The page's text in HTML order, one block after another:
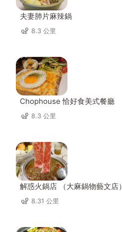
夫妻肺片麻辣鍋
8.3 公里
Chophouse 恰好食美式餐廳
8.3 公里
解惑火鍋店 （大麻鍋物藝文店）
8.31 公里